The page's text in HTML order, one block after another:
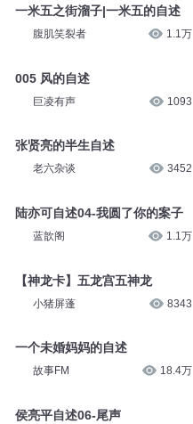
一米五之街溜子|一米五的自述
腹肌笑裂者 1.1万
005 风的自述
巨凌有声 1093
张贤亮的半生自述
老六杂谈 3452
陆亦可自述04-我圆了你的案子
蓝歆阁 1.1万
【神龙卡】五龙宫五神龙
小猪屏蓬 8343
一个未婚妈妈的自述
故事FM 18.4万
侯亮平自述06-尾声